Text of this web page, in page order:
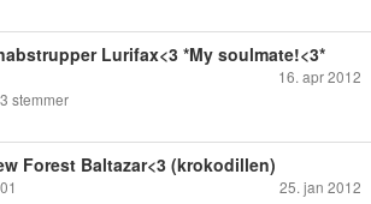
Lurifax<3 *My soulmate!<3*
16. apr 2012
stemmer
Forest Baltazar<3 (krokodillen)
25. jan 2012